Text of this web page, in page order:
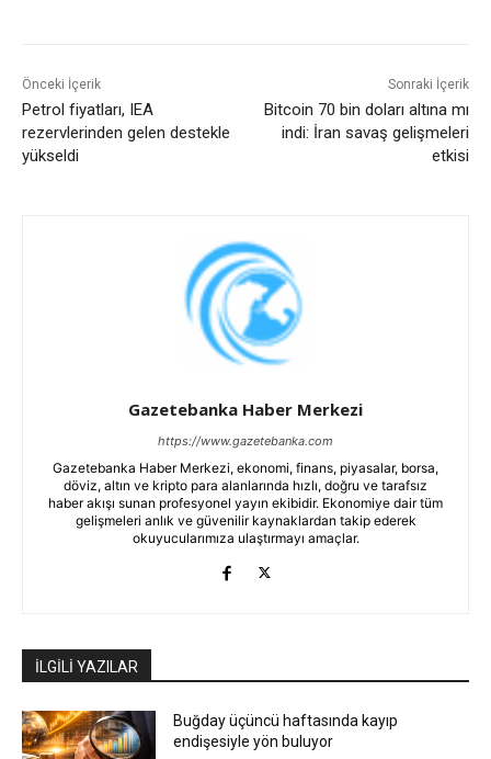
Önceki İçerik
Petrol fiyatları, IEA
rezervlerinden gelen destekle
yükseldi
Sonraki İçerik
Bitcoin 70 bin doları altına mı
indi: İran savaş gelişmeleri
etkisi
Gazetebanka Haber Merkezi
https://www.gazetebanka.com
Gazetebanka Haber Merkezi, ekonomi, finans, piyasalar, borsa,
döviz, altın ve kripto para alanlarında hızlı, doğru ve tarafsız
haber akışı sunan profesyonel yayın ekibidir. Ekonomiye dair tüm
gelişmeleri anlık ve güvenilir kaynaklardan takip ederek
okuyucularımıza ulaştırmayı amaçlar.
İLGİLİ YAZILAR
Buğday üçüncü haftasında kayıp
endişesiyle yön buluyor